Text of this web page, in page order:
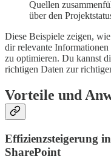
Quellen
über den
Diese Beispiele zeigen,
dir relevante
zu optimieren. Du kannst
richtigen Daten zur
Vorteile und
Effizienzsteigerung
SharePoint